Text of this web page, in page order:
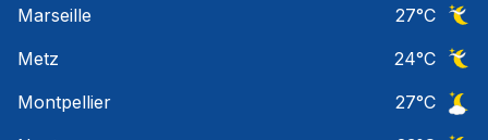
Marseille
27°C
Metz
24°C
Montpellier
27°C